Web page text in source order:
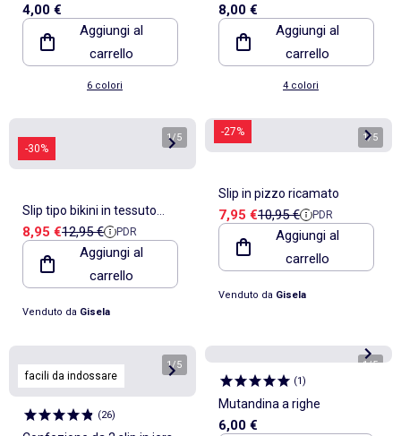
in cotone
4,00 €
Aggiungi al
carrello
6 colori
8,00 €
Aggiungi al
carrello
4 colori
-30%
1/5
Slip tipo bikini in tessuto
pizzo floreale aspetto rustico
Prezzo di vendita
8,95 €Prezzo di riferimento
12,95 € PDR
Aggiungi al
carrello
Venduto da Gisela
-27% 1/5
Slip in pizzo ricamato
Prezzo di vendita
7,95 €Prezzo di riferimento
10,95 € PDR
Aggiungi al
carrello
Venduto da Gisela
facili da indossare
1/5
(26)
1/5
(1)
Mutandina a righe
6,00 €